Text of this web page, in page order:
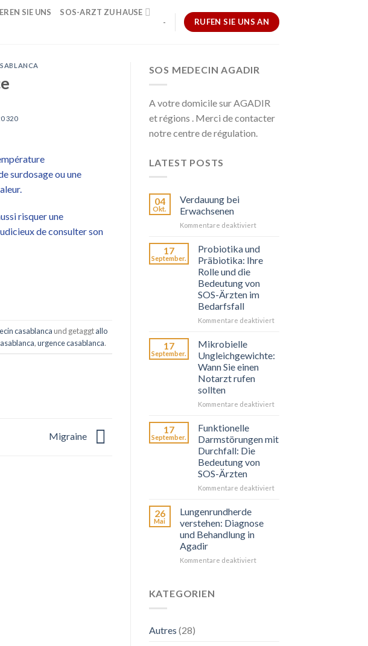
SIE UNS SOS-ARZT ZU HAUSE
- RUFEN SIE UNS AN
320
surdosage ou une
risquer une
de consulter son
casablancaund getaggtallo
,urgence casablanca.
Migraine
SOS MEDECIN AGADIR
A votre domicile sur AGADIR
et régions . Merci de contacter
notre centre de régulation.
LATEST POSTS
04
Okt.
Verdauung bei
Erwachsenen
Kommentare deaktiviertfür
Digestion
l’Adulte
17
September.
Probiotika und
Präbiotika: Ihre
Rolle und die
Bedeutung von
SOS-Ärzten im
Bedarfsfall
Kommentare deaktiviertfür
:
l’Importance
en
17
September.
Mikrobielle
Ungleichgewichte:
Wann Sie einen
Notarzt rufen
sollten
Kommentare deaktiviertfür
Quand
SOS
17
September.
Funktionelle
Darmstörungen mit
Durchfall: Die
Bedeutung von
SOS-Ärzten
Kommentare deaktiviertfür
26
Mai
Lungenrundherde
verstehen: Diagnose
und Behandlung in
Agadir
Kommentare deaktiviertfür
KATEGORIEN
Autres (28)